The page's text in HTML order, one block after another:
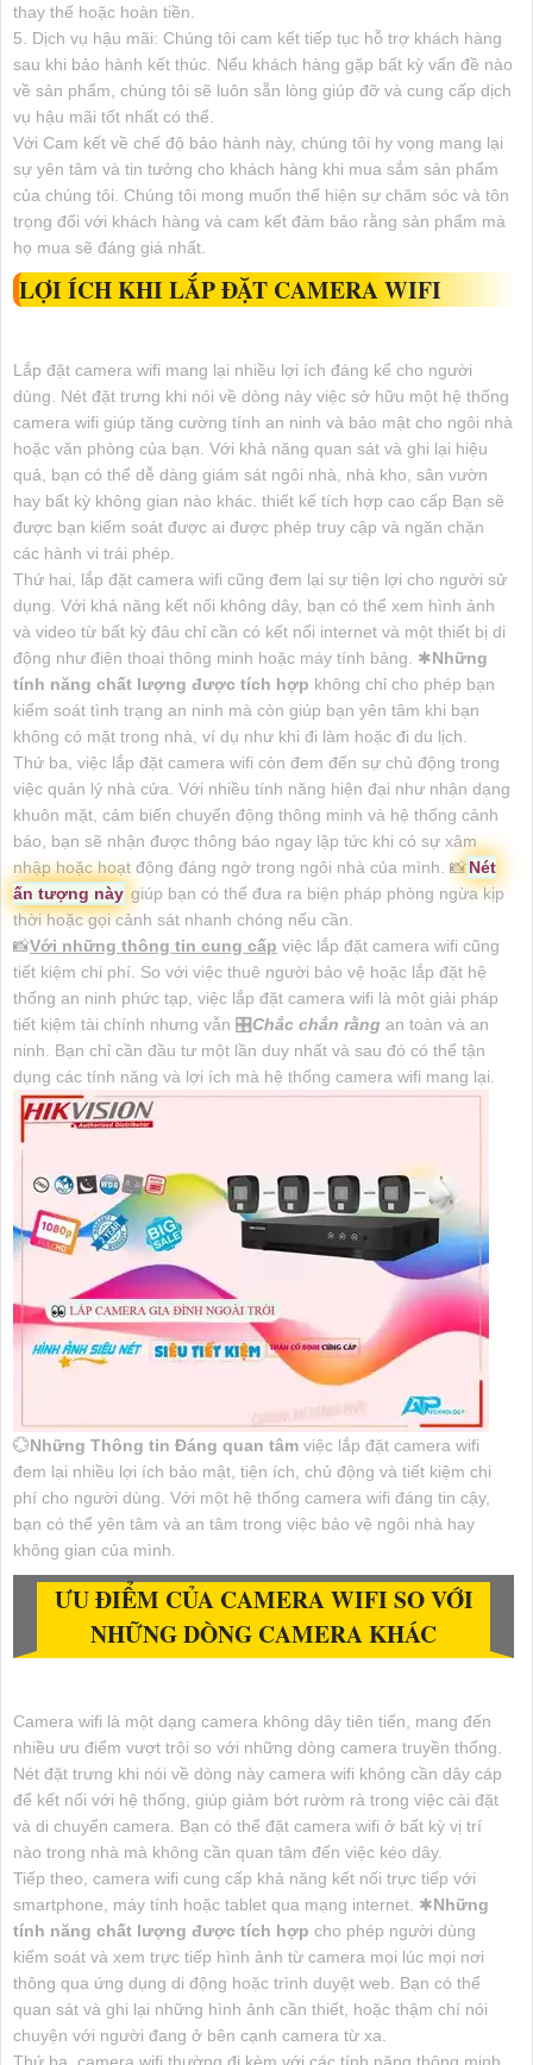
thay thế hoặc hoàn tiền.
5. Dịch vụ hậu mãi: Chúng tôi cam kết tiếp tục hỗ trợ khách hàng
sau khi bảo hành kết thúc. Nếu khách hàng gặp bất kỳ vấn đề nào
về sản phẩm, chúng tôi sẽ luôn sẵn lòng giúp đỡ và cung cấp dịch
vụ hậu mãi tốt nhất có thể.
Với Cam kết về chế độ bảo hành này, chúng tôi hy vọng mang lại
sự yên tâm và tin tưởng cho khách hàng khi mua sắm sản phẩm
của chúng tôi. Chúng tôi mong muốn thể hiện sự chăm sóc và tôn
trọng đối với khách hàng và cam kết đảm bảo rằng sản phẩm mà
họ mua sẽ đáng giá nhất.
LỢI ÍCH KHI LẮP ĐẶT CAMERA WIFI
Lắp đặt camera wifi mang lại nhiều lợi ích đáng kể cho người
dùng. Nét đặt trưng khi nói về dòng này việc sở hữu một hệ thống
camera wifi giúp tăng cường tính an ninh và bảo mật cho ngôi nhà
hoặc văn phòng của bạn. Với khả năng quan sát và ghi lại hiệu
quả, bạn có thể dễ dàng giám sát ngôi nhà, nhà kho, sân vườn
hay bất kỳ không gian nào khác. thiết kế tích hợp cao cấp Bạn sẽ
được bạn kiểm soát được ai được phép truy cập và ngăn chặn
các hành vi trái phép.
Thứ hai, lắp đặt camera wifi cũng đem lại sự tiện lợi cho người sử
dụng. Với khả năng kết nối không dây, bạn có thể xem hình ảnh
và video từ bất kỳ đâu chỉ cần có kết nối internet và một thiết bị di
động như điện thoại thông minh hoặc máy tính bảng. ✱Những
tính năng chất lượng được tích hợp không chỉ cho phép bạn
kiểm soát tình trạng an ninh mà còn giúp bạn yên tâm khi bạn
không có mặt trong nhà, ví dụ như khi đi làm hoặc đi du lịch.
Thứ ba, việc lắp đặt camera wifi còn đem đến sự chủ động trong
việc quản lý nhà cửa. Với nhiều tính năng hiện đại như nhận dạng
khuôn mặt, cảm biến chuyển động thông minh và hệ thống cảnh
báo, bạn sẽ nhận được thông báo ngay lập tức khi có sự xâm
nhập hoặc hoạt động đáng ngờ trong ngôi nhà của mình. 📸Nét
ấn tượng này giúp bạn có thể đưa ra biện pháp phòng ngừa kịp
thời hoặc gọi cảnh sát nhanh chóng nếu cần.
📸Với những thông tin cung cấp việc lắp đặt camera wifi cũng
tiết kiệm chi phí. So với việc thuê người bảo vệ hoặc lắp đặt hệ
thống an ninh phức tạp, việc lắp đặt camera wifi là một giải pháp
tiết kiệm tài chính nhưng vẫn 🎛Chắc chắn rằng an toàn và an
ninh. Bạn chỉ cần đầu tư một lần duy nhất và sau đó có thể tận
dụng các tính năng và lợi ích mà hệ thống camera wifi mang lại.
💮Những Thông tin Đáng quan tâm việc lắp đặt camera wifi
đem lại nhiều lợi ích bảo mật, tiện ích, chủ động và tiết kiệm chi
phí cho người dùng. Với một hệ thống camera wifi đáng tin cậy,
bạn có thể yên tâm và an tâm trong việc bảo vệ ngôi nhà hay
không gian của mình.
ƯU ĐIỂM CỦA CAMERA WIFI SO VỚI
NHỮNG DÒNG CAMERA KHÁC
Camera wifi là một dạng camera không dây tiên tiến, mang đến
nhiều ưu điểm vượt trội so với những dòng camera truyền thống.
Nét đặt trưng khi nói về dòng này camera wifi không cần dây cáp
để kết nối với hệ thống, giúp giảm bớt rườm rà trong việc cài đặt
và di chuyển camera. Bạn có thể đặt camera wifi ở bất kỳ vị trí
nào trong nhà mà không cần quan tâm đến việc kéo dây.
Tiếp theo, camera wifi cung cấp khả năng kết nối trực tiếp với
smartphone, máy tính hoặc tablet qua mạng internet. ✱Những
tính năng chất lượng được tích hợp cho phép người dùng
kiểm soát và xem trực tiếp hình ảnh từ camera mọi lúc mọi nơi
thông qua ứng dụng di động hoặc trình duyệt web. Bạn có thể
quan sát và ghi lại những hình ảnh cần thiết, hoặc thậm chí nói
chuyện với người đang ở bên cạnh camera từ xa.
Thứ ba, camera wifi thường đi kèm với các tính năng thông minh